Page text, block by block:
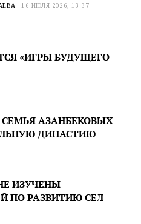
16 ИЮЛЯ 2026, 13:37
«ИГРЫ БУДУЩЕГО
АЗАНБЕКОВЫХ
ДИНАСТИЮ
ИЗУЧЕНЫ
ПО РАЗВИТИЮ СЕЛ